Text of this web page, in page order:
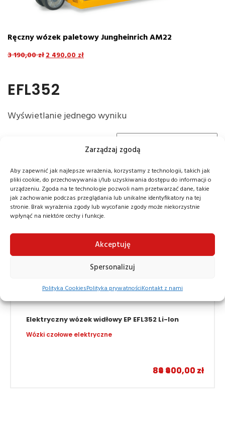
Zarządzaj zgodą
Aby zapewnić jak najlepsze wrażenia, korzystamy z technologii, takich jak
pliki cookie, do przechowywania i/lub uzyskiwania dostępu do informacji o
urządzeniu. Zgoda na te technologie pozwoli nam przetwarzać dane, takie
jak zachowanie podczas przeglądania lub unikalne identyfikatory na tej
stronie. Brak wyrażenia zgody lub wycofanie zgody może niekorzystnie
wpłynąć na niektóre cechy i funkcje.
Akceptuję
Spersonalizuj
Polityka CookiesPolityka prywatnościKontakt z nami
Ręczny wózek paletowy Jungheinrich AM22
3 190,00zł2 490,00zł
EFL352
Wyświetlanie jednego wyniku
Elektryczny wózek widłowy EP EFL352 Li-Ion
Wózki czołowe elektryczne
84 900,00 zł
89 400,00 zł